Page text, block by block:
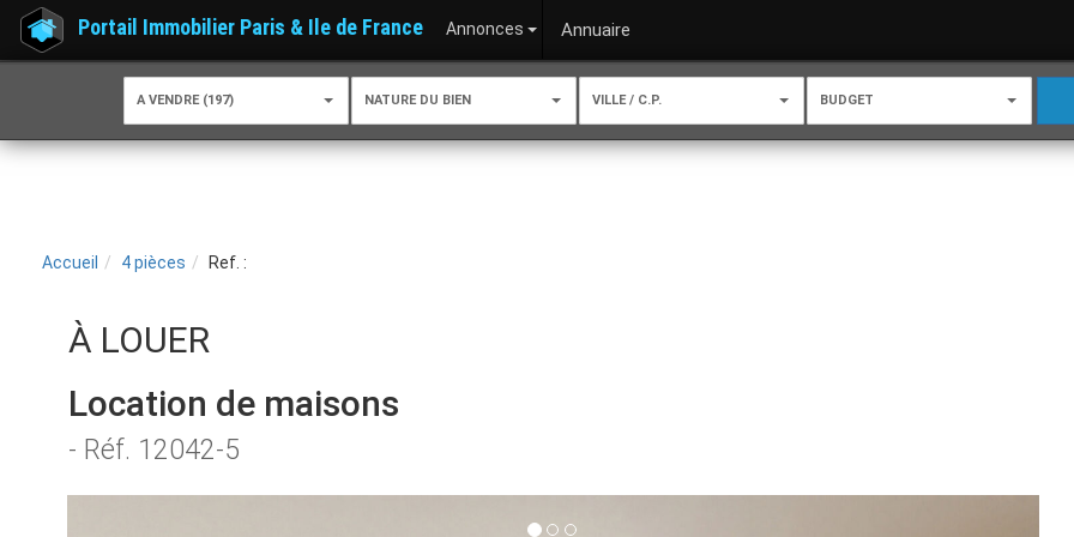
Portail Immobilier Paris & Ile de France Annonces Annuaire
A VENDRE (197) NATURE DU BIEN VILLE / C.P. BUDGET
Accueil 4 pièces Ref. :
À LOUER
Location de maisons
- Réf. 12042-5